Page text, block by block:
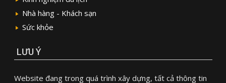
Nhà hàng - Khách sạn
Sức khỏe
LƯU Ý
Website đang trong quá trình xây dựng, tất cả thông tin